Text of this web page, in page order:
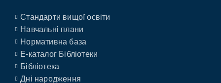
Стандарти вищої освіти
Навчальні плани
Нормативна база
E-каталог Бібліотеки
Бібліотека
Дні народження